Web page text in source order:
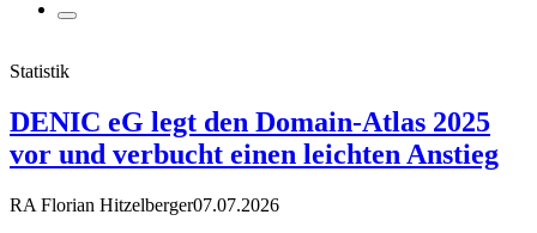
Statistik
DENIC eG legt den Domain-Atlas 2025
vor und verbucht einen leichten Anstieg
RA Florian Hitzelberger07.07.2026